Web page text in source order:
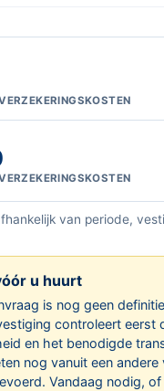
van periode,
u huurt
is nog geen
controleert eerst
en het benodigde
nog vanuit een andere
Vandaag nodig, of